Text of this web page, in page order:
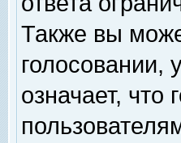
Также вы
голосовании,
означает,